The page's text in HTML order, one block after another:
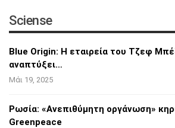
Sciense
Blue Origin: Η εταιρεία του Τζεφ
αναπτύξει…
Μάι 19, 2025
Ρωσία: «Ανεπιθύμητη οργάνωση»
Greenpeace